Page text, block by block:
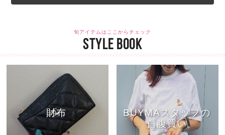
旬アイテムはここからチェック
STYLE BOOK
財布
BUYMAスタッフの
自腹買い